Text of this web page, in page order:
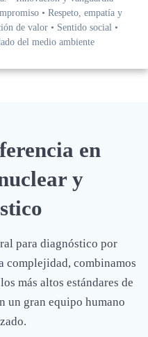
• Respeto, empatía y
de valor • Sentido social •
del medio ambiente
en
y
para diagnóstico por
complejidad, combinamos
más altos estándares de
un gran equipo humano